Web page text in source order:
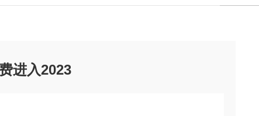
进入2023